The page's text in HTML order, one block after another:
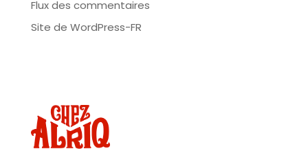
Flux des commentaires
Site de WordPress-FR